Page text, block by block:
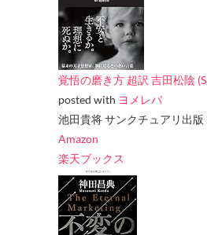
覚悟の磨き方 超訳 吉田松陰
posted with ヨメレバ
池田貴将 サンクチュアリ出
Amazon
楽天ブックス